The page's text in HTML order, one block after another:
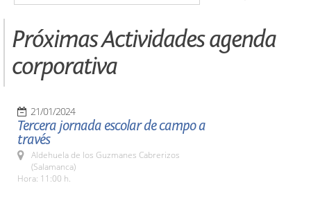
Próximas Actividades agenda
corporativa
21/01/2024
Tercera jornada escolar de campo a
través
Aldehuela de los Guzmanes Cabrerizos
(Salamanca)
Hora: 11:00 h.